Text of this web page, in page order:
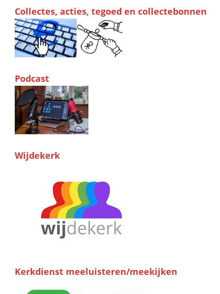
Collectes, acties, tegoed en collectebonnen
Podcast
Wijdekerk
Kerkdienst meeluisteren/meekijken